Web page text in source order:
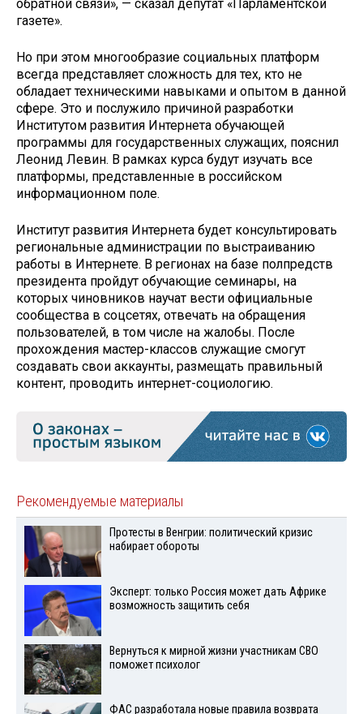
обратной связи», — сказал депутат «Парламентской
газете».
Но при этом многообразие социальных платформ
всегда представляет сложность для тех, кто не
обладает техническими навыками и опытом в данной
сфере. Это и послужило причиной разработки
Институтом развития Интернета обучающей
программы для государственных служащих, пояснил
Леонид Левин. В рамках курса будут изучать все
платформы, представленные в российском
информационном поле.
Институт развития Интернета будет консультировать
региональные администрации по выстраиванию
работы в Интернете. В регионах на базе полпредств
президента пройдут обучающие семинары, на
которых чиновников научат вести официальные
сообщества в соцсетях, отвечать на обращения
пользователей, в том числе на жалобы. После
прохождения мастер-классов служащие смогут
создавать свои аккаунты, размещать правильный
контент, проводить интернет-социологию.
Рекомендуемые материалы
Протесты в Венгрии: политический кризис
набирает обороты
Эксперт: только Россия может дать Африке
возможность защитить себя
Вернуться к мирной жизни участникам СВО
поможет психолог
ФАС разработала новые правила возврата